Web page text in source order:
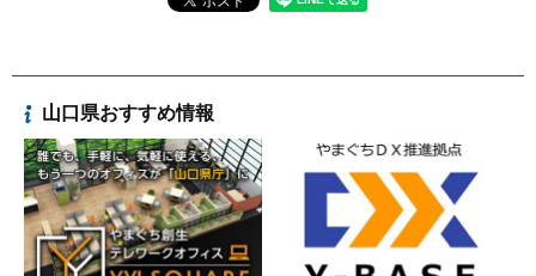
山口県おすすめ情報